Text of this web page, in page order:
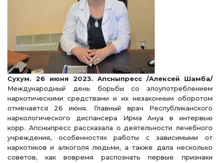
Сухум. 26 июня 2023. Апсныпресс /Алексей Шамба/
Международный день борьбы со злоупотреблением
наркотическими средствами и их незаконным оборотом
отмечается 26 июня. Главный врач Республиканского
наркологического диспансера Ирма Ануа в интервью
корр. Апсныпресс рассказала о деятельности лечебного
учреждения, особенностях работы с зависимыми от
наркотиков и алкоголя людьми, а также дала несколько
советов, как вовремя распознать первые признаки